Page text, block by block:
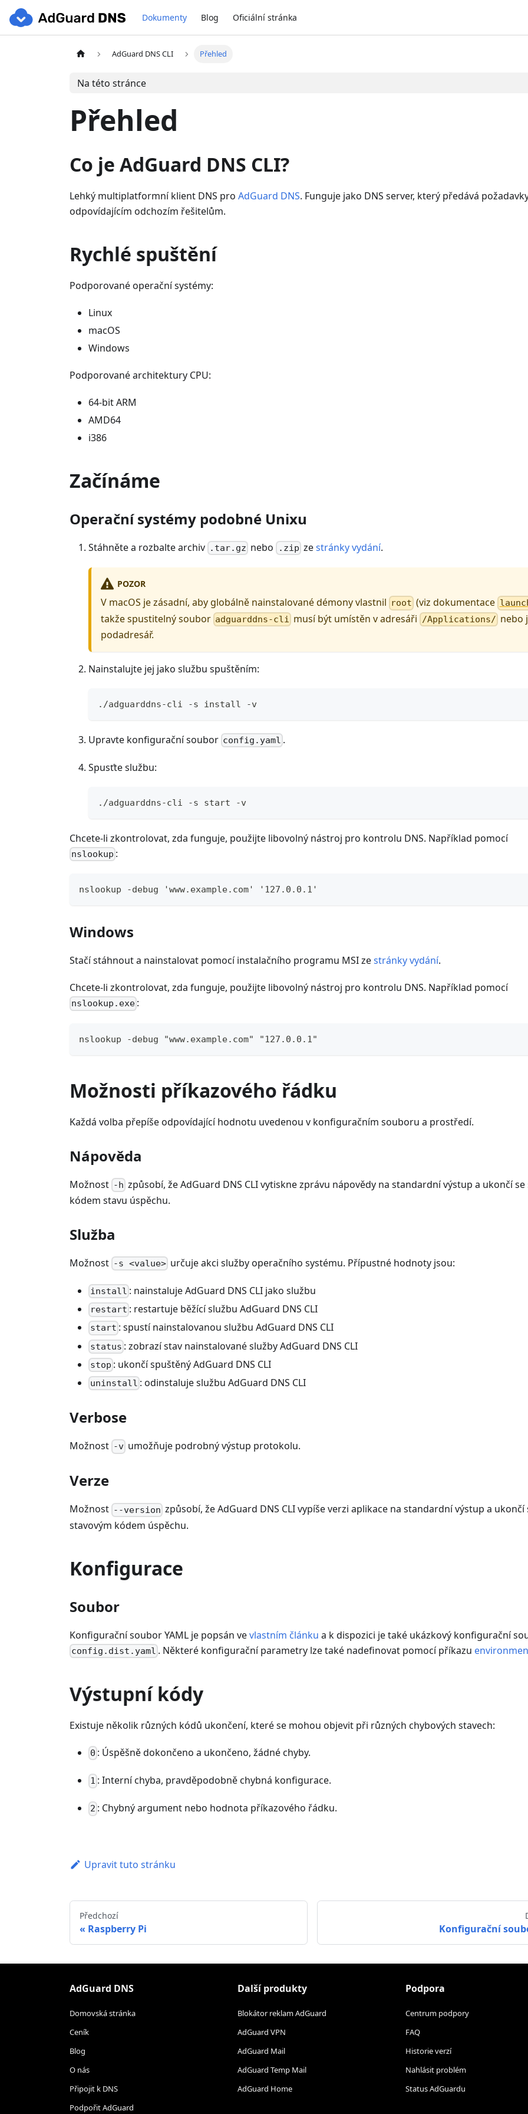
Dokumenty Blog Oficiální stránka
AdGuard DNS CLI Přehled
Na této stránce
Přehled
Co je AdGuard DNS CLI?
Lehký multiplatformní klient DNS pro AdGuard DNS. Funguje jako DNS server, který předává
odpovídajícím odchozím řešitelům.
Rychlé spuštění
Podporované operační systémy:
Linux
macOS
Windows
Podporované architektury CPU:
64-bit ARM
AMD64
i386
Začínáme
Operační systémy podobné Unixu
Stáhněte a rozbalte archiv .tar.gz nebo .zip zestránky vydání.
POZOR
V macOS je zásadní, aby globálně nainstalované démony vlastnil root (viz dokumentace
takže spustitelný soubor adguarddns-cli musí být umístěn v adresáři /Applications/ nebo
podadresář.
Nainstalujte jej jako službu spuštěním:
./adguarddns-cli -s install -v
Upravte konfigurační soubor config.yaml .
Spusťte službu:
./adguarddns-cli -s start -v
Chcete-li zkontrolovat, zda funguje, použijte libovolný nástroj pro kontrolu DNS. Například pomocí
nslookup :
nslookup -debug 'www.example.com' '127.0.0.1'
Windows
Stačí stáhnout a nainstalovat pomocí instalačního programu MSI zestránky vydání.
Chcete-li zkontrolovat, zda funguje, použijte libovolný nástroj pro kontrolu DNS. Například pomocí
nslookup.exe :
nslookup -debug "www.example.com" "127.0.0.1"
Možnosti příkazového řádku
Každá volba přepíše odpovídající hodnotu uvedenou v konfiguračním souboru a prostředí.
Nápověda
Možnost -h způsobí, že AdGuard DNS CLI vytiskne zprávu nápovědy na standardní výstup a ukončí se
kódem stavu úspěchu.
Služba
Možnost -s <value> určuje akci služby operačního systému. Přípustné hodnoty jsou:
install : nainstaluje AdGuard DNS CLI jako službu
restart : restartuje běžící službu AdGuard DNS CLI
start : spustí nainstalovanou službu AdGuard DNS CLI
status : zobrazí stav nainstalované služby AdGuard DNS CLI
stop : ukončí spuštěný AdGuard DNS CLI
uninstall : odinstaluje službu AdGuard DNS CLI
Verbose
Možnost -v umožňuje podrobný výstup protokolu.
Verze
Možnost --version způsobí, že AdGuard DNS CLI vypíše verzi aplikace na standardní výstup a ukončí
stavovým kódem úspěchu.
Konfigurace
Soubor
Konfigurační soubor YAML je popsán vevlastním článku a k dispozici je také ukázkový konfigurační
config.dist.yaml . Některé konfigurační parametry lze také nadefinovat pomocí příkazu
Výstupní kódy
Existuje několik různých kódů ukončení, které se mohou objevit při různých chybových stavech:
0 : Úspěšně dokončeno a ukončeno, žádné chyby.
1 : Interní chyba, pravděpodobně chybná konfigurace.
2 : Chybný argument nebo hodnota příkazového řádku.
Upravit tuto stránku
Předchozí
Raspberry Pi Konfigurační
AdGuard DNS
Domovská stránka
Ceník
Blog
O nás
Připojit k DNS
Podpořit AdGuard
Další produkty
Blokátor reklam AdGuard
AdGuard VPN
AdGuard Mail
AdGuard Temp Mail
AdGuard Home
Podpora
Centrum podpory
FAQ
Historie verzí
Nahlásit problém
Status AdGuardu